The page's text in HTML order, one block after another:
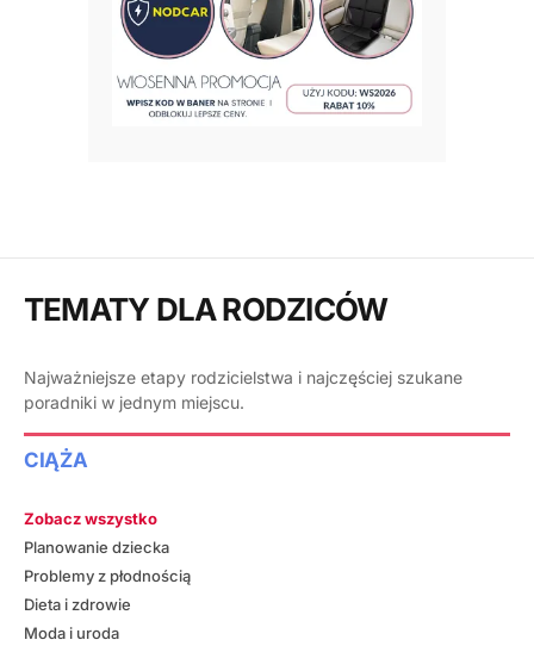
TEMATY DLA RODZICÓW
Najważniejsze etapy rodzicielstwa i najczęściej szukane
poradniki w jednym miejscu.
CIĄŻA
Zobacz wszystko
Planowanie dziecka
Problemy z płodnością
Dieta i zdrowie
Moda i uroda